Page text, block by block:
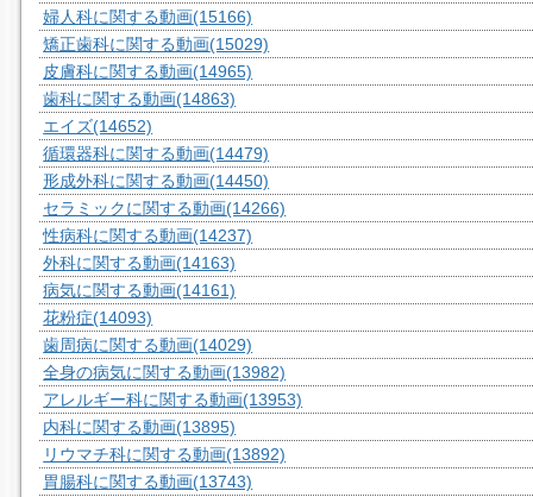
婦人科に関する動画(15166)
矯正歯科に関する動画(15029)
皮膚科に関する動画(14965)
歯科に関する動画(14863)
エイズ(14652)
循環器科に関する動画(14479)
形成外科に関する動画(14450)
セラミックに関する動画(14266)
性病科に関する動画(14237)
外科に関する動画(14163)
病気に関する動画(14161)
花粉症(14093)
歯周病に関する動画(14029)
全身の病気に関する動画(13982)
アレルギー科に関する動画(13953)
内科に関する動画(13895)
リウマチ科に関する動画(13892)
胃腸科に関する動画(13743)